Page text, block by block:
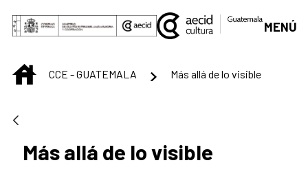
Saltar al contenido principal
MENÚ
INICIOCCE - GUATEMALA Más allá de lo visible
Más allá de lo visible